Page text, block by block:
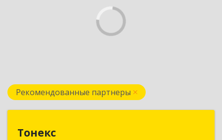
Рекомендованные партнеры
Тонекс